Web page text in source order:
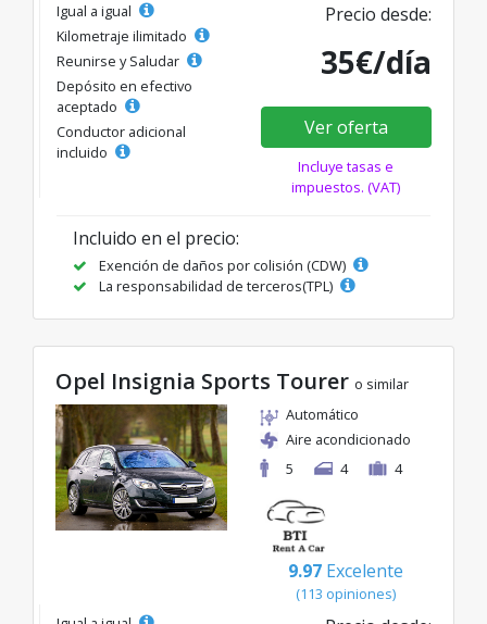
Igual a igual
Kilometraje ilimitado
Reunirse y Saludar
Depósito en efectivo
aceptado
Conductor adicional
incluido
Precio desde:
35€/día
Ver oferta
Incluye tasas e
impuestos. (VAT)
Incluido en el precio:
Exención de daños por colisión (CDW)
La responsabilidad de terceros(TPL)
Opel Insignia Sports Tourer o similar
Automático
Aire acondicionado
5
4 4
9.97 Excelente
(113 opiniones)